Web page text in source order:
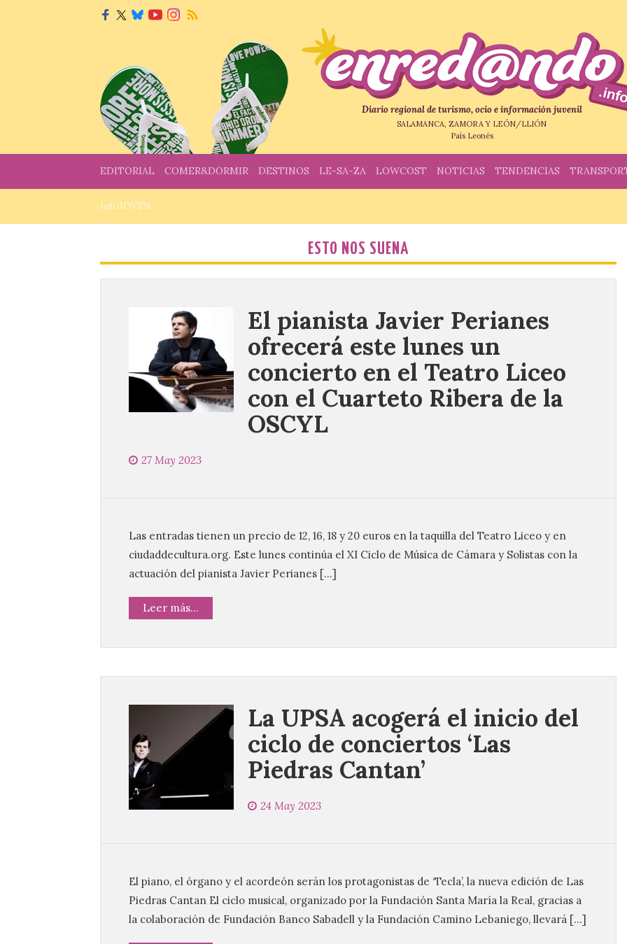
Diario regional de turismo, ocio e información juvenil
SALAMANCA, ZAMORA Y LEÓN/LLIÓN
País Leonés
EDITORIAL COMER&DORMIR DESTINOS LE-SA-ZA LOWCOST NOTICIAS TENDENCIAS
InfoJOVEN
ESTO NOS SUENA
El pianista Javier Perianes
ofrecerá este lunes un
concierto en el Teatro Liceo
con el Cuarteto Ribera de la
OSCYL
27 May 2023
Las entradas tienen un precio de 12, 16, 18 y 20 euros en la taquilla del Teatro Liceo y en
ciudaddecultura.org. Este lunes continúa el XI Ciclo de Música de Cámara y Solistas con la
actuación del pianista Javier Perianes […]
Leer más...
La UPSA acogerá el inicio del
ciclo de conciertos ‘Las
Piedras Cantan’
24 May 2023
El piano, el órgano y el acordeón serán los protagonistas de ‘Tecla’, la nueva edición de Las
Piedras Cantan El ciclo musical, organizado por la Fundación Santa María la Real, gracias a
la colaboración de Fundación Banco Sabadell y la Fundación Camino Lebaniego, llevará […]